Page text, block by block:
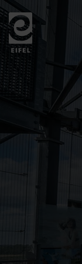
Zurück
zur
Startseite